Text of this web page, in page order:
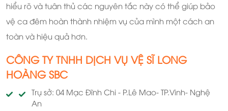
hiểu rõ và tuân thủ các nguyên tắc này có thể giúp bảo
vệ ca đêm hoàn thành nhiệm vụ của mình một cách an
toàn và hiệu quả hơn.
CÔNG TY TNHH DỊCH VỤ VỆ SĨ LONG
HOÀNG SBC
Trụ sở: 04 Mạc Đĩnh Chi - P.Lê Mao- TP.Vinh- Nghệ
An